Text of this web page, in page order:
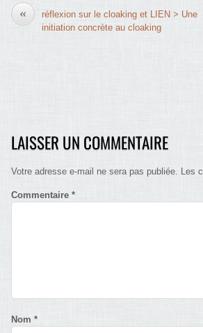
«
réflexion sur le cloaking et LIEN > Une
initiation concrète au cloaking
LAISSER UN COMMENTAIRE
Votre adresse e-mail ne sera pas publiée. Les
Commentaire *
Nom *